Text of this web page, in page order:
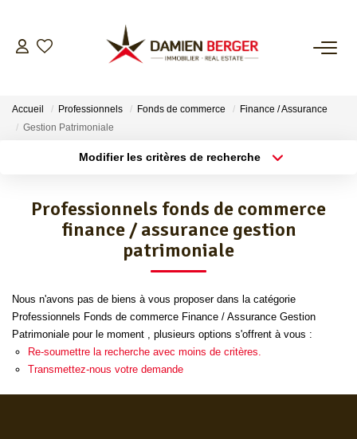
CONTACT
Accueil Professionnels Fonds de commerce
Finance / Assurance
Gestion Patrimoniale
Modifier les critères de recherche
Surface min
Plus de critères Créer une alerte
Professionnels fonds de commerce
finance / assurance gestion
patrimoniale
Nous n'avons pas de biens à vous proposer dans la catégorie
Professionnels Fonds de commerce Finance / Assurance Gestion
Patrimoniale pour le moment , plusieurs options s'offrent à vous :
Re-soumettre la recherche avec moins de critères.
Transmettez-nous votre demande